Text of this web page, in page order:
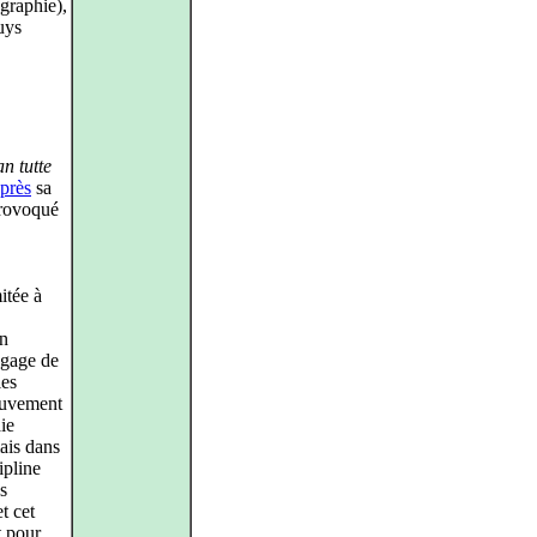
tutte
sa
à
de
dans
cet
pour